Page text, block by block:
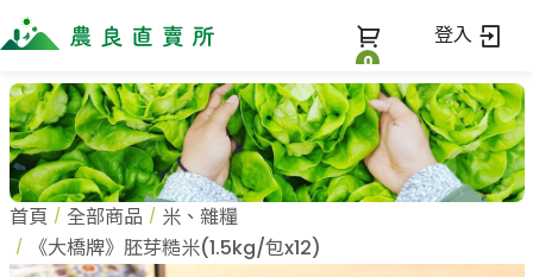
0
登入
全部商品
全部商品
當季優質水果專區
鳳梨專區
最新消息
商家一覽
首頁 全部商品
米、雜糧
《大橋牌》胚芽糙米(1.5kg/包x12)